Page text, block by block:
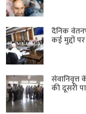
दैनिक
कई मुद्दों
सेवानिवृत्त
की दूसरी